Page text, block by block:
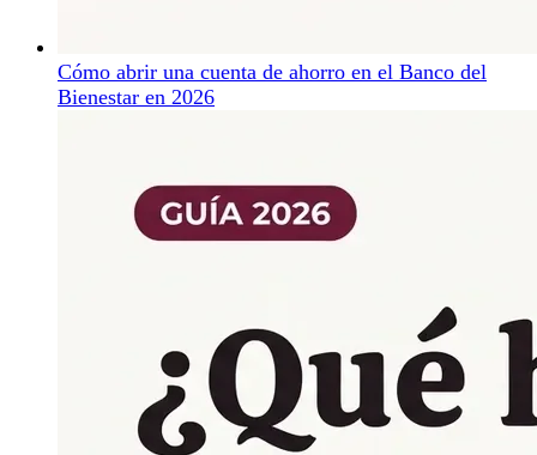
Cómo abrir una cuenta de ahorro en el Banco del
Bienestar en 2026